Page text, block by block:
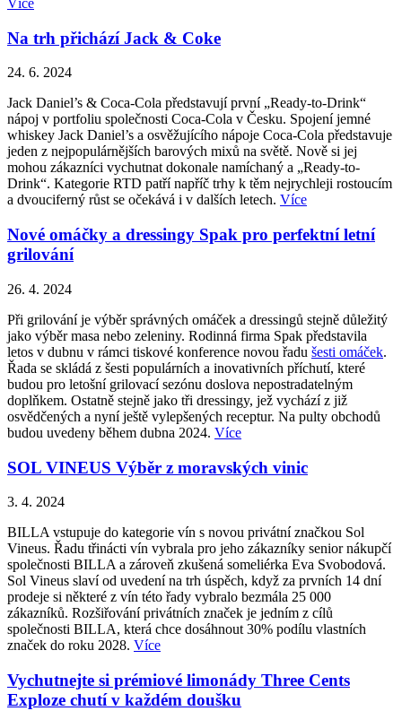
Více
Na trh přichází Jack & Coke
24. 6. 2024
Jack Daniel’s & Coca-Cola představují první „Ready-to-Drink“
nápoj v portfoliu společnosti Coca-Cola v Česku. Spojení jemné
whiskey Jack Daniel’s a osvěžujícího nápoje Coca-Cola představuje
jeden z nejpopulárnějších barových mixů na světě. Nově si jej
mohou zákazníci vychutnat dokonale namíchaný a „Ready-to-
Drink“. Kategorie RTD patří napříč trhy k těm nejrychleji rostoucím
a dvouciferný růst se očekává i v dalších letech. Více
Nové omáčky a dressingy Spak pro perfektní letní
grilování
26. 4. 2024
Při grilování je výběr správných omáček a dressingů stejně důležitý
jako výběr masa nebo zeleniny. Rodinná firma Spak představila
letos v dubnu v rámci tiskové konference novou řadu šesti omáček.
Řada se skládá z šesti populárních a inovativních příchutí, které
budou pro letošní grilovací sezónu doslova nepostradatelným
doplňkem. Ostatně stejně jako tři dressingy, jež vychází z již
osvědčených a nyní ještě vylepšených receptur. Na pulty obchodů
budou uvedeny během dubna 2024. Více
SOL VINEUS Výběr z moravských vinic
3. 4. 2024
BILLA vstupuje do kategorie vín s novou privátní značkou Sol
Vineus. Řadu třinácti vín vybrala pro jeho zákazníky senior nákupčí
společnosti BILLA a zároveň zkušená someliérka Eva Svobodová.
Sol Vineus slaví od uvedení na trh úspěch, když za prvních 14 dní
prodeje si některé z vín této řady vybralo bezmála 25 000
zákazníků. Rozšiřování privátních značek je jedním z cílů
společnosti BILLA, která chce dosáhnout 30% podílu vlastních
značek do roku 2028. Více
Vychutnejte si prémiové limonády Three Cents
Exploze chutí v každém doušku